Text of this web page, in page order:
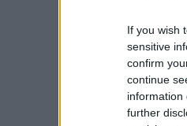
If you wish
sensitive
confirm
continue
information
further